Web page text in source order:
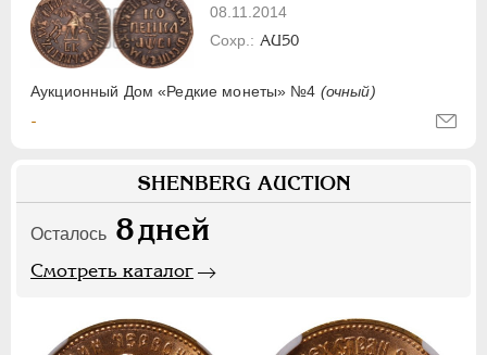
08.11.2014
Аукционный Дом «Редкие монеты» №4 (очный)
AU50
-
SHENBERG AUCTION
Осталось 8дней
Смотреть каталог